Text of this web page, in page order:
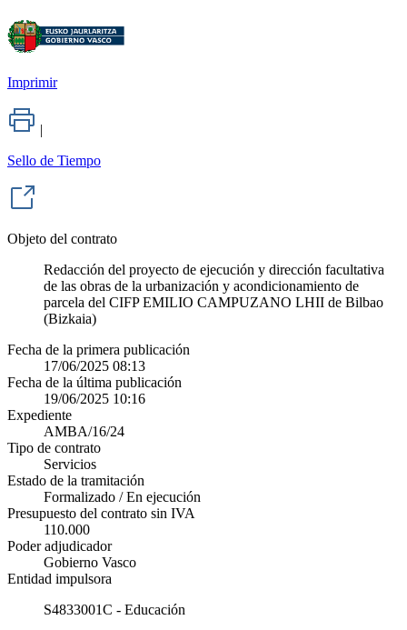
Imprimir
|
Sello de Tiempo
Objeto del contrato
Redacción del proyecto de ejecución y dirección facultativa
de las obras de la urbanización y acondicionamiento de
parcela del CIFP EMILIO CAMPUZANO LHII de Bilbao
(Bizkaia)
Fecha de la primera publicación
17/06/2025 08:13
Fecha de la última publicación
19/06/2025 10:16
Expediente
AMBA/16/24
Tipo de contrato
Servicios
Estado de la tramitación
Formalizado / En ejecución
Presupuesto del contrato sin IVA
110.000
Poder adjudicador
Gobierno Vasco
Entidad impulsora
S4833001C - Educación